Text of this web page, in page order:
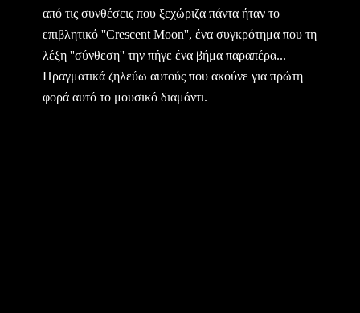
από τις συνθέσεις που ξεχώριζα πάντα ήταν το
επιβλητικό ''Crescent Moon'', ένα συγκρότημα που τη
λέξη ''σύνθεση'' την πήγε ένα βήμα παραπέρα...
Πραγματικά ζηλεύω αυτούς που ακούνε για πρώτη
φορά αυτό το μουσικό διαμάντι.